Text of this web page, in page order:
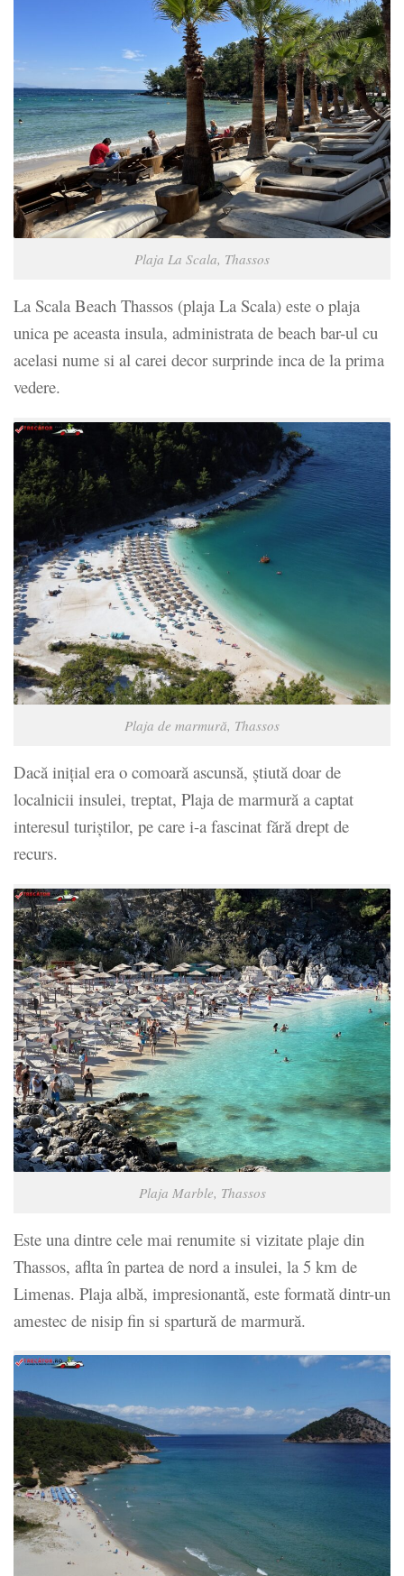
Plaja La Scala, Thassos
La Scala Beach Thassos (plaja La Scala) este o plaja
unica pe aceasta insula, administrata de beach bar-ul cu
acelasi nume si al carei decor surprinde inca de la prima
vedere.
Plaja de marmură, Thassos
Dacă inițial era o comoară ascunsă, știută doar de
localnicii insulei, treptat, Plaja de marmură a captat
interesul turiștilor, pe care i-a fascinat fără drept de
recurs.
Plaja Marble, Thassos
Este una dintre cele mai renumite si vizitate plaje din
Thassos, aflta în partea de nord a insulei, la 5 km de
Limenas. Plaja albă, impresionantă, este formată dintr-un
amestec de nisip fin si spartură de marmură.